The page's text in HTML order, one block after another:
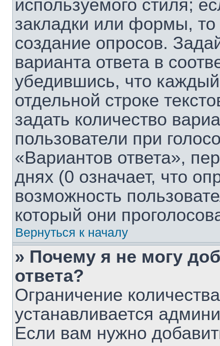
используемого стиля;
закладки или формы,
создание опросов.
варианта ответа в
убедившись, что
отдельной строке
задать количество
пользователи при
«Вариантов ответа»,
днях (0 означает, что
возможность
который они
Вернуться к началу
» Почему я не могу
ответа?
Ограничение
устанавливается
Если вам нужно